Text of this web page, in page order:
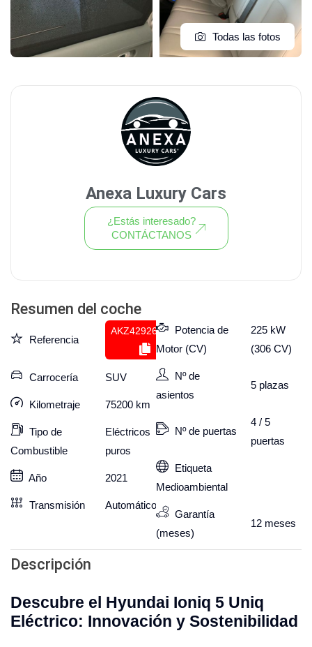
Todas las fotos
Resumen del coche
Referencia
AKZ429264549
Carrocería SUV
Kilometraje 75200 km
Tipo de
Combustible
Eléctricos
puros
Año 2021
Transmisión Automático
Potencia de
Motor (CV)
225 kW
(306 CV)
Nº de
asientos
5 plazas
Nº de puertas
4 / 5
puertas
Etiqueta
Medioambiental
Garantía
(meses)
12 meses
Descripción
Descubre el Hyundai Ioniq 5 Uniq
Eléctrico: Innovación y Sostenibilidad
Anexa Luxury Cars
¿Estás interesado?
CONTÁCTANOS